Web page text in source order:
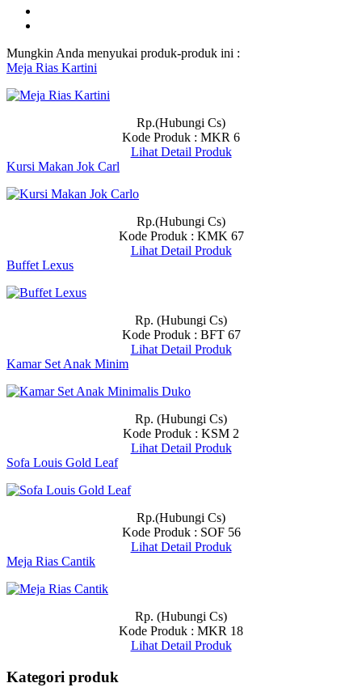
Mungkin Anda menyukai produk-produk ini :
Meja Rias Kartini
Rp.(Hubungi Cs)
Kode Produk : MKR 6
Lihat Detail Produk
Kursi Makan Jok Carl
Rp.(Hubungi Cs)
Kode Produk : KMK 67
Lihat Detail Produk
Buffet Lexus
Rp. (Hubungi Cs)
Kode Produk : BFT 67
Lihat Detail Produk
Kamar Set Anak Minim
Rp. (Hubungi Cs)
Kode Produk : KSM 2
Lihat Detail Produk
Sofa Louis Gold Leaf
Rp.(Hubungi Cs)
Kode Produk : SOF 56
Lihat Detail Produk
Meja Rias Cantik
Rp. (Hubungi Cs)
Kode Produk : MKR 18
Lihat Detail Produk
Kategori produk